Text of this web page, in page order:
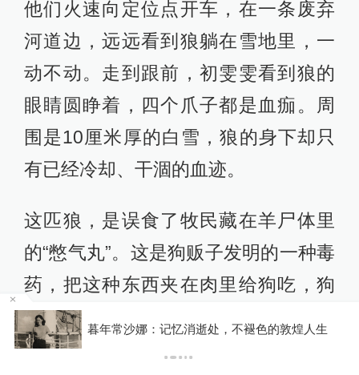
初雯雯和父亲
最远的时候，狼能一天移动几十千
米。
有一天，护林员打来电话，说这匹狼
两天都在同一个地方。初雯雯看到父
亲举着手机，喃喃地说：“完了完了，
肯定出事了。”
他们火速向定位点开车，在一条废弃
河道边，远远看到狼躺在雪地里，一
动不动。走到跟前，初雯雯看到狼的
寻亲之后｜①申聪归家6年从初中生到已婚，父
子俩回忆“梅姨”从隐形人到“现实嫌犯”